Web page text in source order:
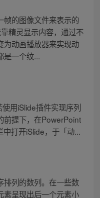
帧的图像文件来表示的
精灵显示内容，通过不
为动画播放器来实现动
是一个纹...
用iSlide插件实现序列
前提下，在PowerPoint
打开iSlide，于「动...
排列的数列。在一些数
素呈现出后一个元素小